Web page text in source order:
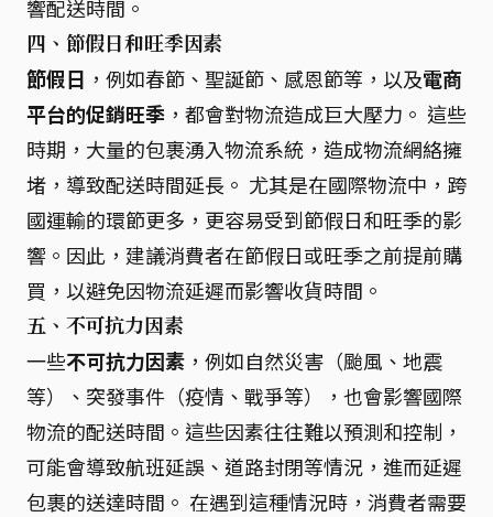
響配送時間。
四、節假日和旺季因素
節假日 ，例如春節、聖誕節、感恩節等，以及電商
平台的促銷旺季 ，都會對物流造成巨大壓力。 這些
時期，大量的包裹湧入物流系統，造成物流網絡擁
堵，導致配送時間延長。 尤其是在國際物流中，跨
國運輸的環節更多，更容易受到節假日和旺季的影
響。因此，建議消費者在節假日或旺季之前提前購
買，以避免因物流延遲而影響收貨時間。
五、不可抗力因素
一些不可抗力因素 ，例如自然災害（颱風、地震
等）、突發事件（疫情、戰爭等），也會影響國際
物流的配送時間。這些因素往往難以預測和控制，
可能會導致航班延誤、道路封閉等情況，進而延遲
包裹的送達時間。 在遇到這種情況時，消費者需要